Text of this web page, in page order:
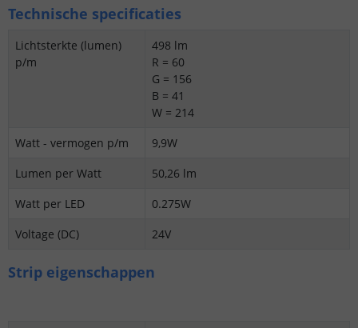
Technische specificaties
Lichtsterkte (lumen)
p/m
498 lm
R = 60
G = 156
B = 41
W = 214
Watt - vermogen p/m
9,9W
Lumen per Watt
50,26 lm
Watt per LED
0.275W
Voltage (DC)
24V
Strip eigenschappen